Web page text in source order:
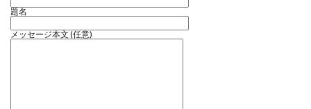
題名
メッセージ本文 (任意)